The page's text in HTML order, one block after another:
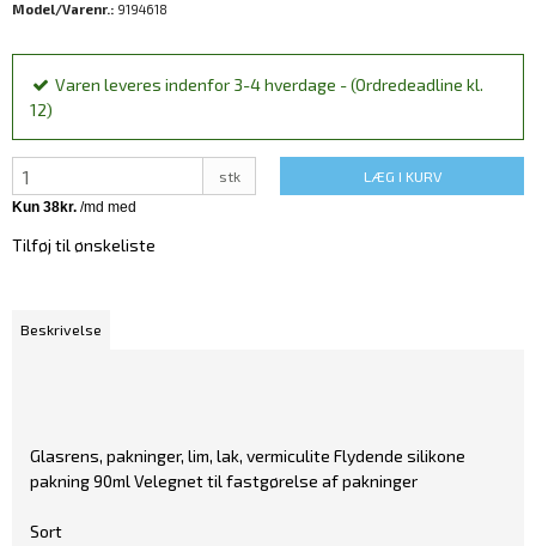
Model/Varenr.: 9194618
Varen leveres indenfor 3-4 hverdage - (Ordredeadline kl.
12)
stk LÆG I KURV
Tilføj til ønskeliste
Beskrivelse
Glasrens, pakninger, lim, lak, vermiculite Flydende silikone
pakning 90ml Velegnet til fastgørelse af pakninger
Sort